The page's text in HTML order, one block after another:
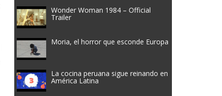
Wonder Woman 1984 – Official
Trailer
Moria, el horror que esconde Europa
La cocina peruana sigue reinando en
América Latina